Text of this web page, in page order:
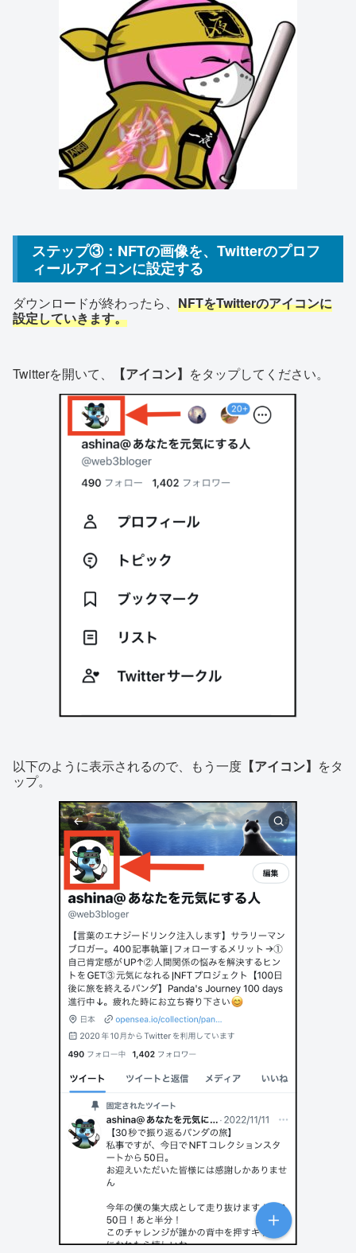
ステップ③：NFTの画像を、Twitterのプロフ
ィールアイコンに設定する
ダウンロードが終わったら、 NFTをTwitterのアイコンに
設定していきます。
Twitterを開いて、 【アイコン】 をタップしてください。
以下のように表示されるので、もう一度 【アイコン】 をタ
ップ。